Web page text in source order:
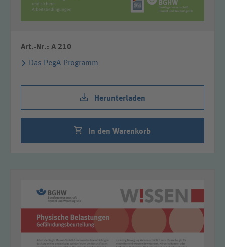
Art.-Nr.: A 210
Das PegA-Programm
Herunterladen
In den Warenkorb